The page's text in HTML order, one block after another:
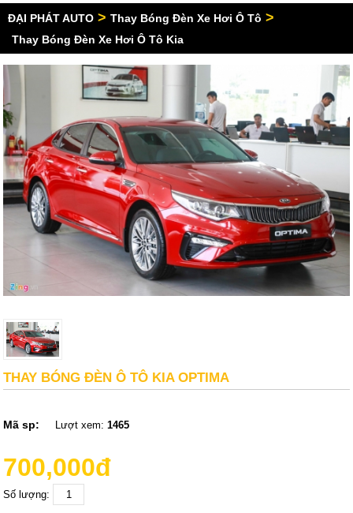
ĐẠI PHÁT AUTO > Thay Bóng Đèn Xe Hơi Ô Tô >
Thay Bóng Đèn Xe Hơi Ô Tô Kia
THAY BÓNG ĐÈN Ô TÔ KIA OPTIMA
Mã sp: Lượt xem:1465
700,000đ
Số lượng: